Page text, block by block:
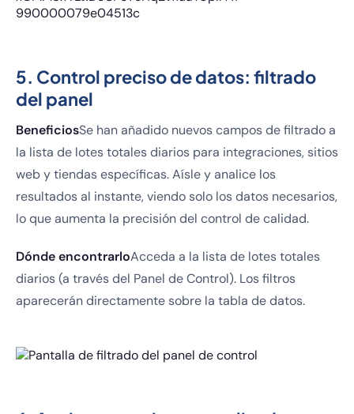
5. Control preciso de datos: filtrado
del panel
BeneficiosSe han añadido nuevos campos de filtrado a
la lista de lotes totales diarios para integraciones, sitios
web y tiendas específicas. Aísle y analice los
resultados al instante, viendo solo los datos necesarios,
lo que aumenta la precisión del control de calidad.
Dónde encontrarloAcceda a la lista de lotes totales
diarios (a través del Panel de Control). Los filtros
aparecerán directamente sobre la tabla de datos.